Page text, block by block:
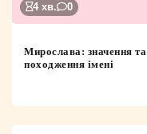
4 хв. 0
Мирослава: значення та
походження імені